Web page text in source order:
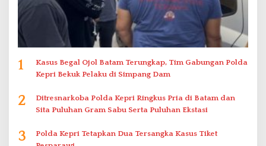
1
Kasus Begal Ojol Batam Terungkap, Tim Gabungan Polda
Kepri Bekuk Pelaku di Simpang Dam
2
Ditresnarkoba Polda Kepri Ringkus Pria di Batam dan
Sita Puluhan Gram Sabu Serta Puluhan Ekstasi
3
Polda Kepri Tetapkan Dua Tersangka Kasus Tiket